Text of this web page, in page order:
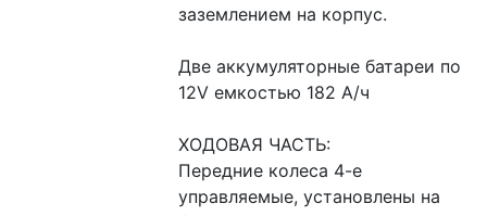
заземлением на корпус.
Две аккумуляторные батареи по
12V емкостью 182 А/ч
ХОДОВАЯ ЧАСТЬ:
Передние колеса 4-е
управляемые, установлены на